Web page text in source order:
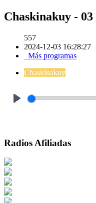
Chaskinakuy -
557
2024-12-03 16:28:27
Más programas
Chaskinakuy
Radios Afiliadas